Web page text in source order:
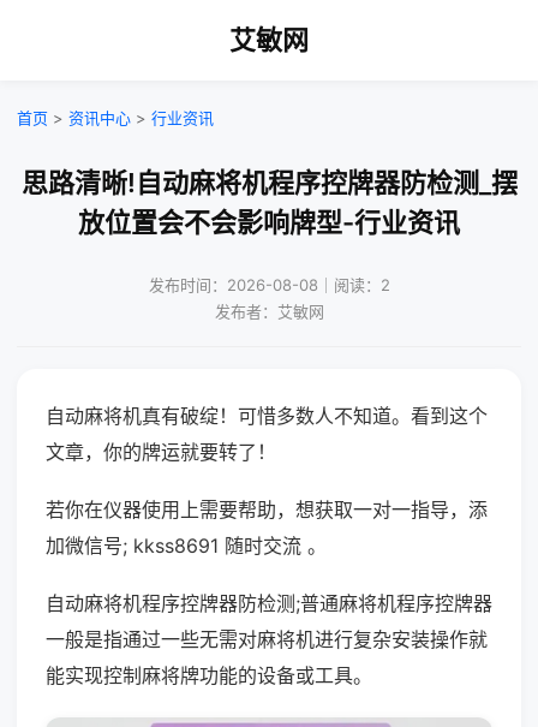
艾敏网
首页 > 资讯中心 > 行业资讯
思路清晰!自动麻将机程序控牌器防检测_摆
放位置会不会影响牌型-行业资讯
发布时间：2026-08-08｜阅读：2
发布者：艾敏网
自动麻将机真有破绽！可惜多数人不知道。看到这个
文章，你的牌运就要转了！
若你在仪器使用上需要帮助，想获取一对一指导，添
加微信号; kkss8691 随时交流 。
自动麻将机程序控牌器防检测;普通麻将机程序控牌器
一般是指通过一些无需对麻将机进行复杂安装操作就
能实现控制麻将牌功能的设备或工具。